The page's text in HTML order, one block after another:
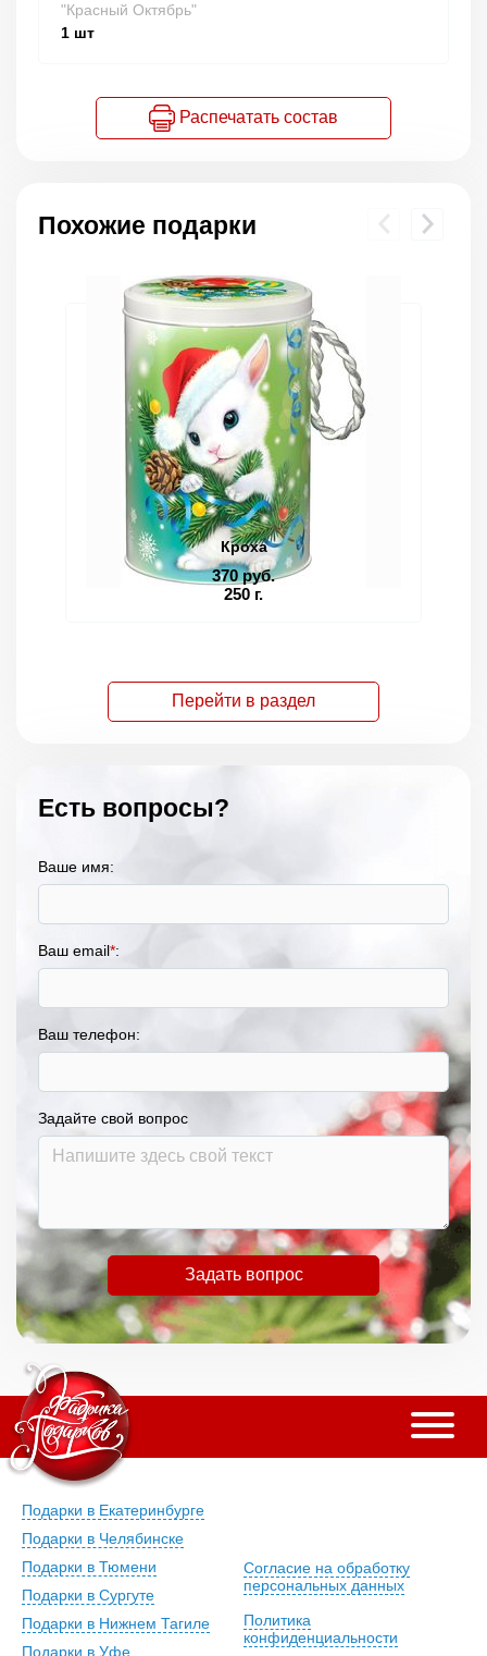
"Красный Октябрь"
1 шт
Распечатать состав
Похожие подарки
Кроха
370 руб.
250 г.
Перейти в раздел
Есть вопросы?
Ваше имя:
Ваш email*:
Ваш телефон:
Задайте свой вопрос
Задать вопрос
Подарки в Екатеринбурге
Подарки в Челябинске
Подарки в Тюмени
Подарки в Сургуте
Подарки в Нижнем Тагиле
Подарки в Уфе
Согласие на обработку
персональных данных
Политика
конфиденциальности